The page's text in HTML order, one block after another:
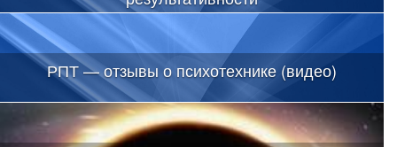
Рассказывает известный в Беларуси врач-психотерапевт,
психиатр-нарколог, учредитель медицинского центра
"Парацельс" Ирина Борисевич
РПТ — отзывы о психотехнике (видео)